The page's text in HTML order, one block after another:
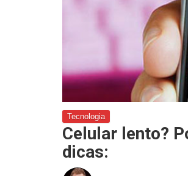
Tecnologia
Celular lento?
dicas: